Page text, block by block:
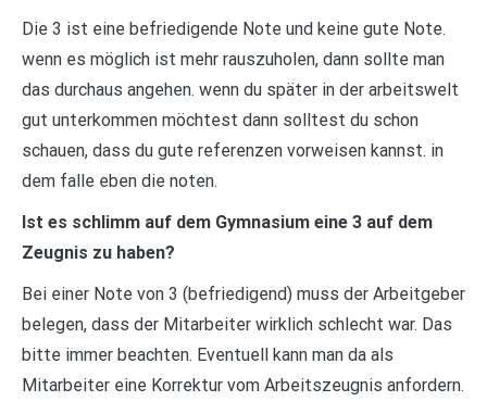
Die 3 ist eine befriedigende Note und keine gute Note.
wenn es möglich ist mehr rauszuholen, dann sollte man
das durchaus angehen. wenn du später in der arbeitswelt
gut unterkommen möchtest dann solltest du schon
schauen, dass du gute referenzen vorweisen kannst. in
dem falle eben die noten.
Ist es schlimm auf dem Gymnasium eine 3 auf dem
Zeugnis zu haben?
Bei einer Note von 3 (befriedigend) muss der Arbeitgeber
belegen, dass der Mitarbeiter wirklich schlecht war. Das
bitte immer beachten. Eventuell kann man da als
Mitarbeiter eine Korrektur vom Arbeitszeugnis anfordern.